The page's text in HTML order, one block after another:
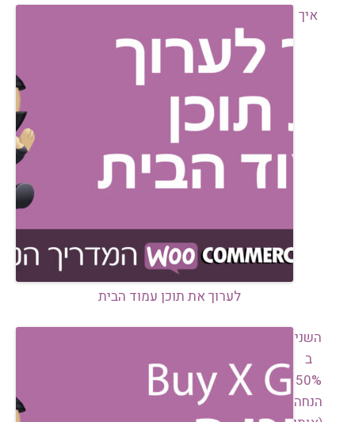
איך
לערוך את תוכן עמוד הבית
השני
ב
50%
הנחה